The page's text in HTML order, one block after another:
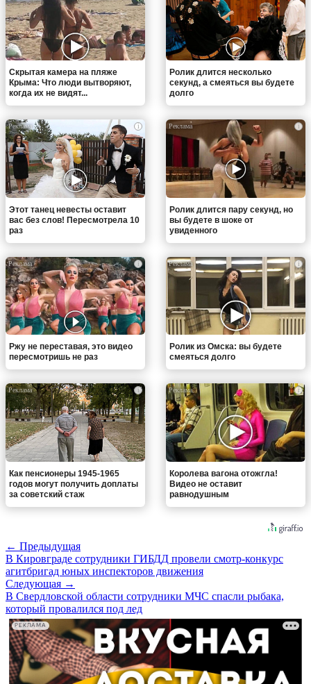
Скрытая камера на пляже
Крыма: Что люди вытворяют,
когда их не видят...
Ролик длится несколько
секунд, а смеяться вы будете
долго
i
Этот танец невесты оставит
вас без слов! Пересмотрела 10
раз
i
Ролик длится пару секунд, но
вы будете в шоке от
увиденного
i
Ржу не переставая, это видео
пересмотришь не раз
i
Ролик из Омска: вы будете
смеяться долго
i
Как пенсионеры 1945-1965
годов могут получить доплаты
за советский стаж
i
Королева вагона отожгла!
Видео не оставит
равнодушным
← Предыдущая
В Кировграде сотрудники ГИБДД провели смотр-конкурс
агитбригад юных инспекторов движения
Следующая →
В Свердловской области сотрудники МЧС спасли рыбака,
который провалился под лед
РЕКЛАМА